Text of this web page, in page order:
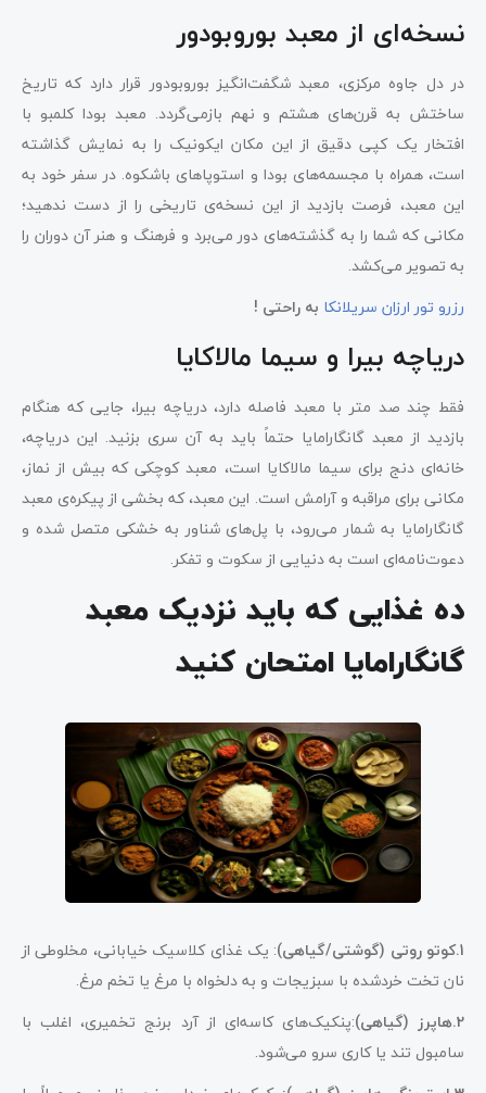
نسخه‌ای از معبد بوروبودور
در دل جاوه مرکزی، معبد شگفت‌انگیز بوروبودور قرار دارد که تاریخ
ساختش به قرن‌های هشتم و نهم بازمی‌گردد. معبد بودا کلمبو با
افتخار یک کپی دقیق از این مکان ایکونیک را به نمایش گذاشته
است، همراه با مجسمه‌های بودا و استوپاهای باشکوه. در سفر خود به
این معبد، فرصت بازدید از این نسخه‌ی تاریخی را از دست ندهید؛
مکانی که شما را به گذشته‌های دور می‌برد و فرهنگ و هنر آن دوران را
به تصویر می‌کشد.
رزرو تور ارزان سریلانکا به راحتی !
دریاچه بیرا و سیما مالاکایا
فقط چند صد متر با معبد فاصله دارد، دریاچه بیرا، جایی که هنگام
بازدید از معبد گانگارامایا حتماً باید به آن سری بزنید. این دریاچه،
خانه‌ای دنج برای سیما مالاکایا است، معبد کوچکی که بیش از نماز،
مکانی برای مراقبه و آرامش است. این معبد، که بخشی از پیکره‌ی معبد
گانگارامایا به شمار می‌رود، با پل‌های شناور به خشکی متصل شده و
دعوت‌نامه‌ای است به دنیایی از سکوت و تفکر.
ده غذایی که باید نزدیک معبد
گانگارامایا امتحان کنید
1.کوتو روتی (گوشتی/گیاهی)
: یک غذای کلاسیک خیابانی، مخلوطی از
نان تخت خردشده با سبزیجات و به دلخواه با مرغ یا تخم مرغ.
2.هاپرز (گیاهی)
:پنکیک‌های کاسه‌ای از آرد برنج تخمیری، اغلب با
سامبول تند یا کاری سرو می‌شود.